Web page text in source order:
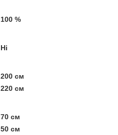
100 %
Ні
200 см
220 см
70 см
50 см